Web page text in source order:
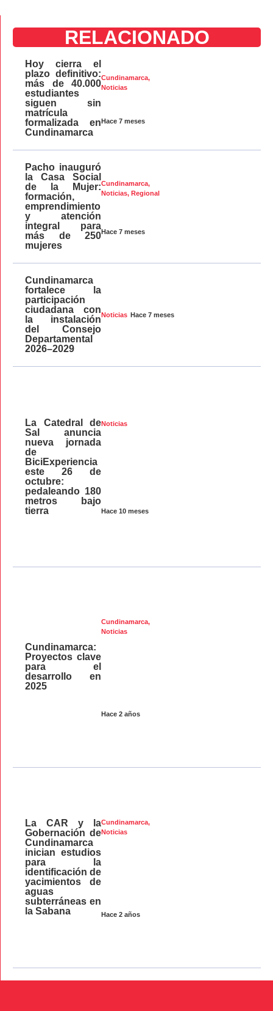
RELACIONADO
Cundinamarca,
Noticias
Hace 7 meses
Hoy cierra el
plazo definitivo:
más de 40.000
estudiantes
siguen sin
matrícula
formalizada en
Cundinamarca
Cundinamarca,
Noticias,Regional
Hace 7 meses
Pacho inauguró
la Casa Social
de la Mujer:
formación,
emprendimiento
y atención
integral para
más de 250
mujeres
Noticias Hace 7 meses
Cundinamarca
fortalece la
participación
ciudadana con
la instalación
del Consejo
Departamental
2026–2029
Noticias
Hace 10 meses
La Catedral de
Sal anuncia
nueva jornada
de
BiciExperiencia
este 26 de
octubre:
pedaleando 180
metros bajo
tierra
Cundinamarca,
Noticias
Hace 2 años
Cundinamarca:
Proyectos clave
para el
desarrollo en
2025
Cundinamarca,
Noticias
Hace 2 años
La CAR y la
Gobernación de
Cundinamarca
inician estudios
para la
identificación de
yacimientos de
aguas
subterráneas en
la Sabana